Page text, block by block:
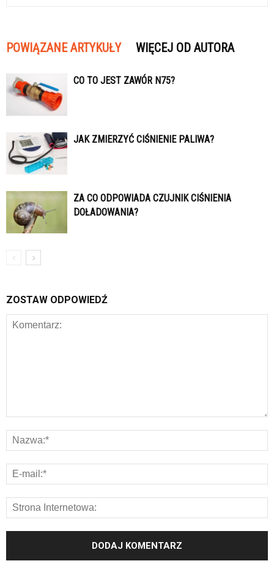
POWIĄZANE ARTYKUŁY WIĘCEJ OD AUTORA
CO TO JEST ZAWÓR N75?
JAK ZMIERZYĆ CIŚNIENIE PALIWA?
ZA CO ODPOWIADA CZUJNIK CIŚNIENIA
DOŁADOWANIA?
ZOSTAW ODPOWIEDŹ